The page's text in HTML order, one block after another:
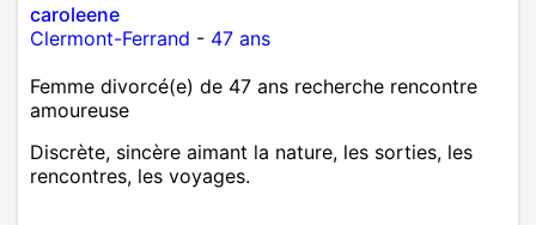
caroleene
Clermont-Ferrand - 47 ans
Femme divorcé(e) de 47 ans recherche rencontre
amoureuse
Discrète, sincère aimant la nature, les sorties, les
rencontres, les voyages.